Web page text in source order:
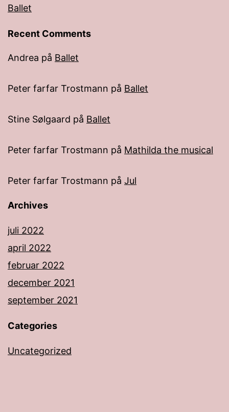
Ballet
Recent Comments
Andrea på Ballet
Peter farfar Trostmann på Ballet
Stine Sølgaard på Ballet
Peter farfar Trostmann på Mathilda the musical
Peter farfar Trostmann på Jul
Archives
juli 2022
april 2022
februar 2022
december 2021
september 2021
Categories
Uncategorized